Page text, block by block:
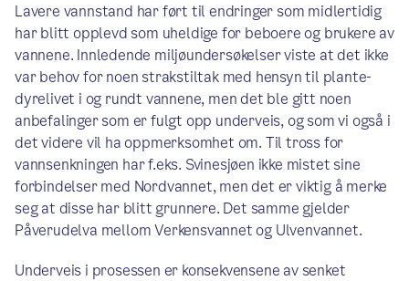
Lavere vannstand har ført til endringer som midlertidig
har blitt opplevd som uheldige for beboere og brukere av
vannene. Innledende miljøundersøkelser viste at det ikke
var behov for noen strakstiltak med hensyn til plante-
dyrelivet i og rundt vannene, men det ble gitt noen
anbefalinger som er fulgt opp underveis, og som vi også i
det videre vil ha oppmerksomhet om. Til tross for
vannsenkningen har f.eks. Svinesjøen ikke mistet sine
forbindelser med Nordvannet, men det er viktig å merke
seg at disse har blitt grunnere. Det samme gjelder
Påverudelva mellom Verkensvannet og Ulvenvannet.
Underveis i prosessen er konsekvensene av senket